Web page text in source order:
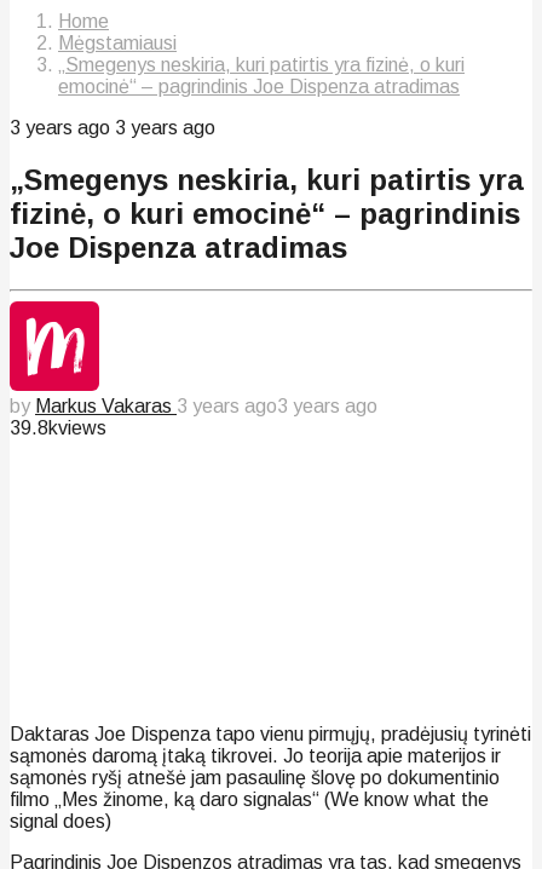
Home
Mėgstamiausi
„Smegenys neskiria, kuri patirtis yra fizinė, o kuri
emocinė“ – pagrindinis Joe Dispenza atradimas
3 years ago 3 years ago
„Smegenys neskiria, kuri patirtis yra
fizinė, o kuri emocinė“ – pagrindinis
Joe Dispenza atradimas
by Markus Vakaras 3 years ago3 years ago
39.8kviews
Daktaras Joe Dispenza tapo vienu pirmųjų, pradėjusių tyrinėti
sąmonės daromą įtaką tikrovei. Jo teorija apie materijos ir
sąmonės ryšį atnešė jam pasaulinę šlovę po dokumentinio
filmo „Mes žinome, ką daro signalas“ (We know what the
signal does)
Pagrindinis Joe Dispenzos atradimas yra tas, kad smegenys